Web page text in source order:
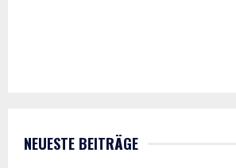
NEUESTE BEITRÄGE